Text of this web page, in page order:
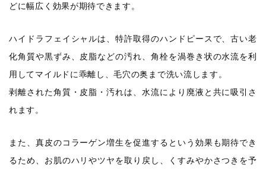
どに幅広く効果が期待できます。
ハイドラフェイシャルは、特許取得のハンドピースで、古い老
化角質や黒ずみ、皮脂などの汚れ、角栓を渦巻き状の水流を利
用してマイルドに乖離し、毛穴の奥まで洗い流します。
剥離された角質・皮脂・汚れは、水流により廃液と共に吸引さ
れます。
また、真皮のコラーゲン増生を促進するという効果も期待でき
るため、お肌のハリやツヤを取り戻し、くすみやかさつきを予